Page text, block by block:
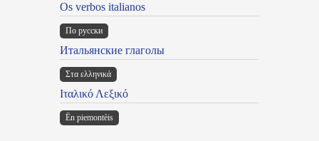
Os verbos italianos
По русски
Итальянские глаголы
Στα ελληνικά
Ιταλικό Λεξικό
Ën piemontèis